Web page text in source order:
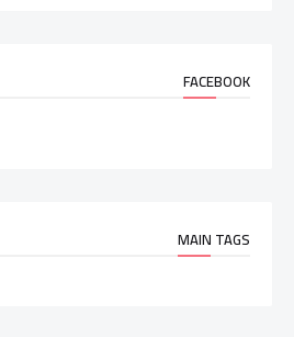
FACEBOOK
MAIN TAGS